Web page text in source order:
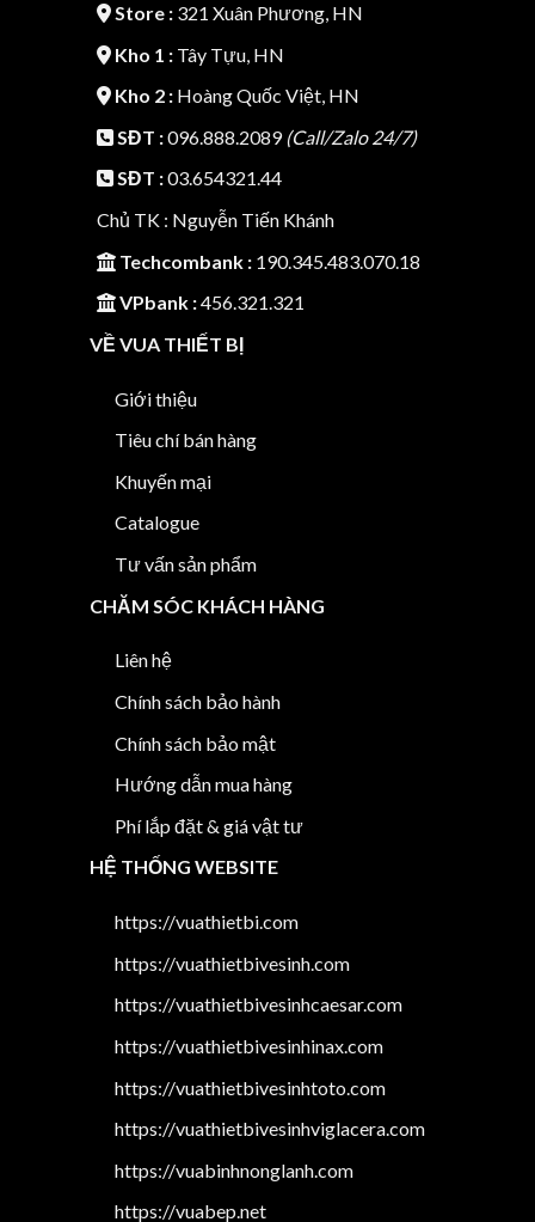
Store :321 Xuân Phương, HN
Kho 1 :Tây Tựu, HN
Kho 2 :Hoàng Quốc Việt, HN
SĐT :096.888.2089 (Call/Zalo 24/7)
SĐT :03.654321.44
Chủ TK : Nguyễn Tiến Khánh
Techcombank :190.345.483.070.18
VPbank :456.321.321
VỀ VUA THIẾT BỊ
Giới thiệu
Tiêu chí bán hàng
Khuyến mại
Catalogue
Tư vấn sản phẩm
CHĂM SÓC KHÁCH HÀNG
Liên hệ
Chính sách bảo hành
Chính sách bảo mật
Hướng dẫn mua hàng
Phí lắp đặt & giá vật tư
HỆ THỐNG WEBSITE
https://vuathietbi.com
https://vuathietbivesinh.com
https://vuathietbivesinhcaesar.com
https://vuathietbivesinhinax.com
https://vuathietbivesinhtoto.com
https://vuathietbivesinhviglacera.com
https://vuabinhnonglanh.com
https://vuabep.net